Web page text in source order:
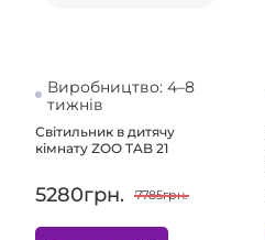
Виробництво: 4–8
тижнів
Світильник в дитячу
кімнату ZOO TAB 21
5280грн. 7785грн.